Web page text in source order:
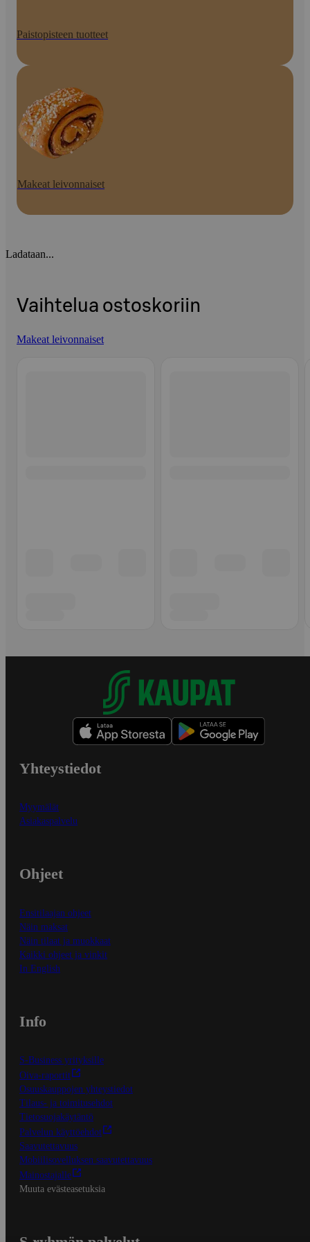
Paistopisteen tuotteet
Makeat leivonnaiset
Ladataan...
Vaihtelua ostoskoriin
Makeat leivonnaiset
Yhteystiedot
Myymälät
Asiakaspalvelu
Ohjeet
Ensitilaajan ohjeet
Näin maksat
Näin tilaat ja muokkaat
Kaikki ohjeet ja vinkit
In English
Info
S-Business yrityksille
Oiva-raportit
Osuuskauppojen yhteystiedot
Tilaus- ja toimitusehdot
Tietosuojakäytäntö
Palvelun käyttöehdot
Saavutettavuus
Mobiilisovelluksen saavutettavuus
Mainostajalle
Muuta evästeasetuksia